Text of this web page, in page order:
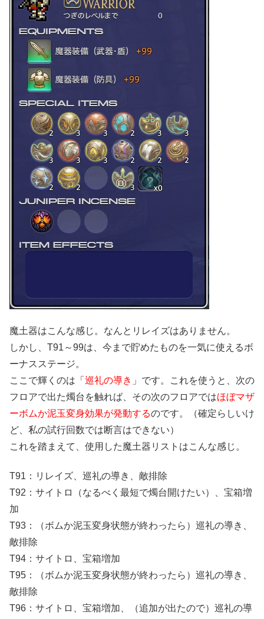
魔土器はこんな感じ。なんとリレイズはありません。
しかし、T91～99は、今まで貯めたものを一気に使えるボ
ーナスステージ。
ここで輝くのは「 巡礼の導き 」です。これを使うと、次の
フロアで出た燭台を触れば、その次のフロアではほぼマザ
ーボムか泥玉変身効果が発動するのです。（確定らしいけ
ど、私の試行回数では断言はできない）
これを踏まえて、使用した魔土器リストはこんな感じ。
T91：リレイズ、巡礼の導き、敵排除
T92：サイトロ（なるべく最短で燭台開けたい）、宝箱増
加
T93：（ボムか泥玉変身状態が終わったら）巡礼の導き、
敵排除
T94：サイトロ、宝箱増加
T95：（ボムか泥玉変身状態が終わったら）巡礼の導き、
敵排除
T96：サイトロ、宝箱増加、（追加が出たので）巡礼の導